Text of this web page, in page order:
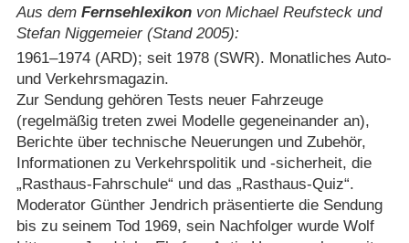
Aus dem Fernsehlexikonvon Michael Reufsteck und
Stefan Niggemeier (Stand 2005):
1961⁠–⁠1974 (ARD); seit 1978 (SWR). Monatliches Auto-
und Verkehrsmagazin.
Zur Sendung gehören Tests neuer Fahrzeuge
(regelmäßig treten zwei Modelle gegeneinander an),
Berichte über technische Neuerungen und Zubehör,
Informationen zu Verkehrspolitik und -sicherheit, die
„Rasthaus-Fahrschule“ und das „Rasthaus-Quiz“.
Moderator Günther Jendrich präsentierte die Sendung
bis zu seinem Tod 1969, sein Nachfolger wurde Wolf